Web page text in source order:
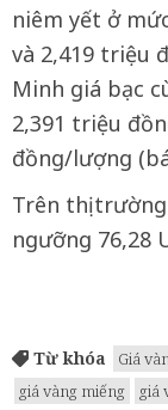
niêm yết ở
và 2,419 triệu
Minh giá bạc
2,391 triệu
đồng/lượng
Trên thị
ngưỡng 76,28
Từ khóa Giá
giá vàng miếng
giá